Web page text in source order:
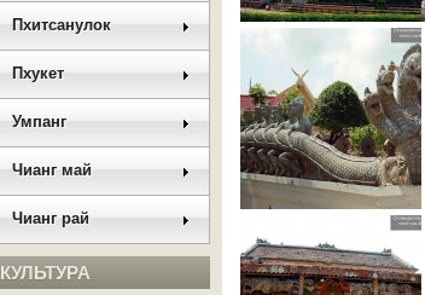
Пхитсанулок
Пхукет
Умпанг
Чианг май
Чианг рай
КУЛЬТУРА